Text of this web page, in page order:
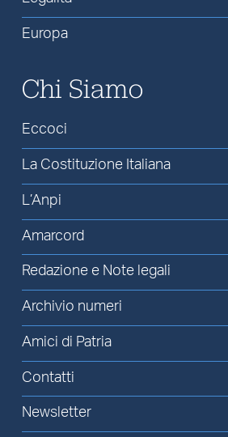
Europa
Chi Siamo
Eccoci
La Costituzione Italiana
L’Anpi
Amarcord
Redazione e Note legali
Archivio numeri
Amici di Patria
Contatti
Newsletter